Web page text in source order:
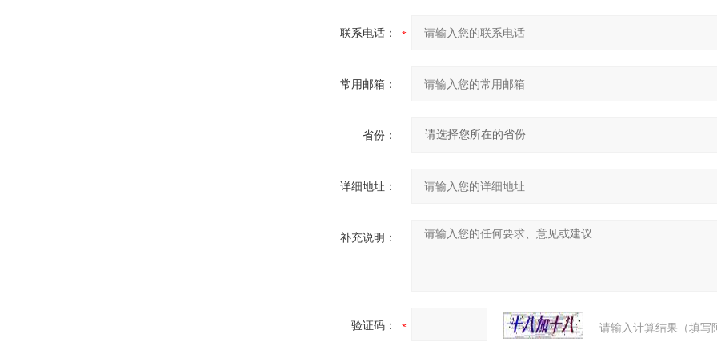
联系电话：
常用邮箱：
省份：
详细地址：
补充说明：
验证码： 请输入计算结果（填写